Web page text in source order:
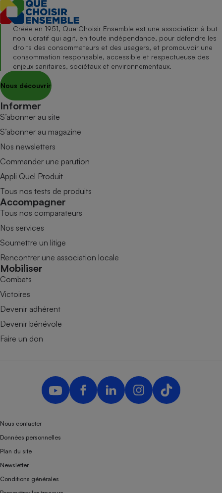
Créée en 1951, Que Choisir Ensemble est une association à but
non lucratif qui agit, en toute indépendance, pour défendre les
droits des consommateurs et des usagers, et promouvoir une
consommation responsable, accessible et respectueuse des
enjeux sanitaires, sociétaux et environnementaux.
Nous découvrir
Informer
S’abonner au site
S’abonner au magazine
Nos newsletters
Commander une parution
Appli Quel Produit
Tous nos tests de produits
Accompagner
Tous nos comparateurs
Nos services
Soumettre un litige
Rencontrer une association locale
Mobiliser
Combats
Victoires
Devenir adhérent
Devenir bénévole
Faire un don
Nous contacter
Données personnelles
Plan du site
Newsletter
Conditions générales